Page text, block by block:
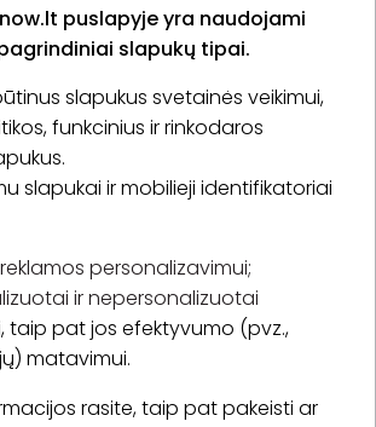
puslapyje yra naudojami
slapukų tipai.
slapukus svetainės veikimui,
funkcinius ir rinkodaros
slapukai ir mobilieji identifikatoriai
personalizavimui;
ir nepersonalizuotai
taip pat jos efektyvumo (pvz.,
matavimui.
rasite, taip pat pakeisti ar
su privatumo politika
Prenumeruoti